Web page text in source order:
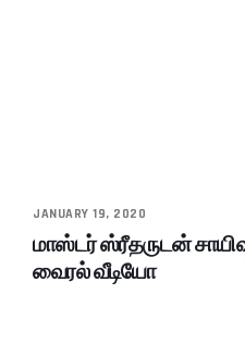
JANUARY 19, 2020
மாஸ்டர் ஸ்ரீதருடன்
வைரல் வீடியோ